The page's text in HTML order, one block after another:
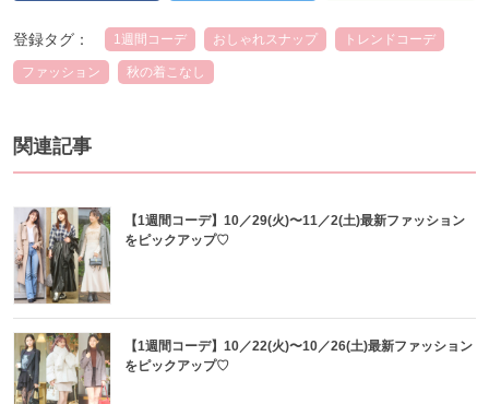
登録タグ： 1週間コーデ おしゃれスナップ トレンドコーデ
ファッション 秋の着こなし
関連記事
【1週間コーデ】10／29(火)〜11／2(土)最新ファッション
をピックアップ♡
【1週間コーデ】10／22(火)〜10／26(土)最新ファッション
をピックアップ♡